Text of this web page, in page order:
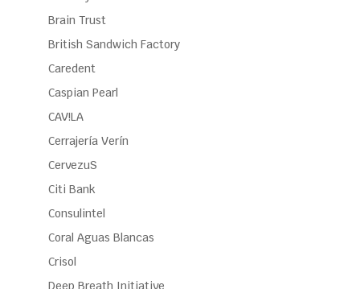
Brain Trust
British Sandwich Factory
Caredent
Caspian Pearl
CAV!LA
Cerrajería Verín
CervezuS
Citi Bank
Consulintel
Coral Aguas Blancas
Crisol
Deep Breath Initiative